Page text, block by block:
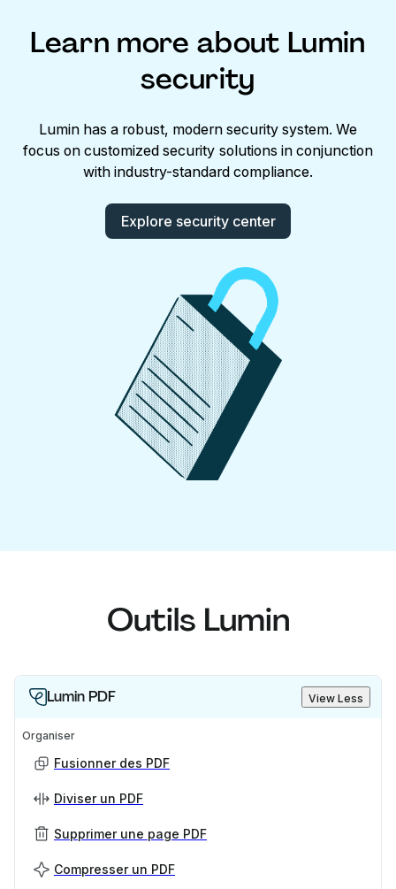
Learn more about Lumin
security
Lumin has a robust, modern security system. We
focus on customized security solutions in conjunction
with industry-standard compliance.
Explore security center
Outils Lumin
Lumin PDF View Less
Organiser
Fusionner des PDF
Diviser un PDF
Supprimer une page PDF
Compresser un PDF